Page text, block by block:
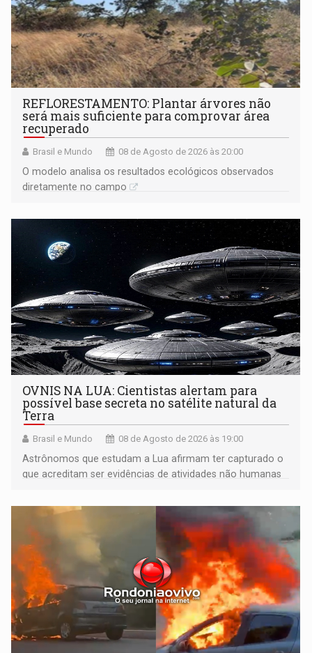
REFLORESTAMENTO: Plantar árvores não
será mais suficiente para comprovar área
recuperado
Brasil e Mundo 08 de Agosto de 2026 às 20:00
O modelo analisa os resultados ecológicos observados
diretamente no campo
OVNIS NA LUA: Cientistas alertam para
possível base secreta no satélite natural da
Terra
Brasil e Mundo 08 de Agosto de 2026 às 19:00
Astrônomos que estudam a Lua afirmam ter capturado o
que acreditam ser evidências de atividades não humanas
órbita